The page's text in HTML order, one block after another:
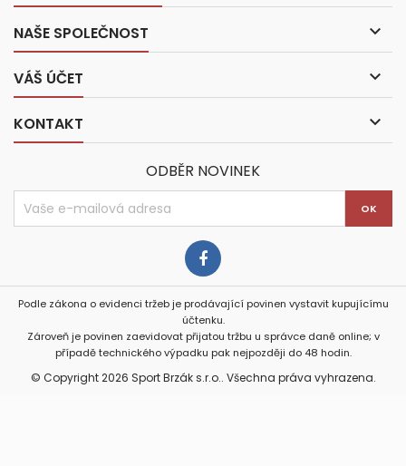
NAŠE SPOLEČNOST 
VÁŠ ÚČET 
KONTAKT 
ODBĚR NOVINEK
Podle zákona o evidenci tržeb je prodávající povinen vystavit kupujícímu
účtenku.
Zároveň je povinen zaevidovat přijatou tržbu u správce daně online; v
případě technického výpadku pak nejpozději do 48 hodin.
© Copyright 2026 Sport Brzák s.r.o.. Všechna práva vyhrazena.